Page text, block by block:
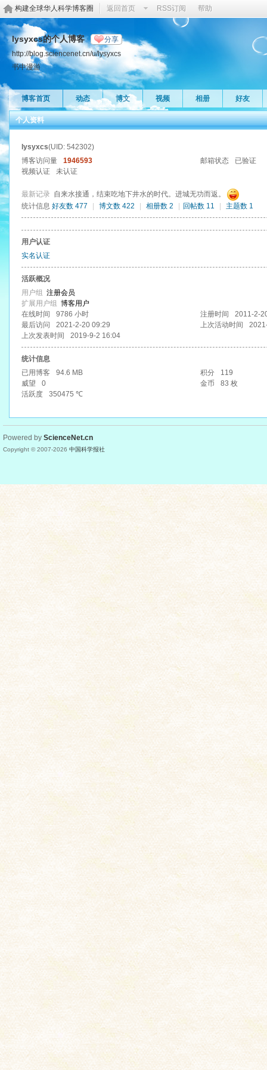
构建全球华人科学博客圈 返回首页 RSS订阅 帮助
lysyxcs的个人博客 分享
http://blog.sciencenet.cn/u/lysyxcs
书中漫游
博客首页 动态 博文 视频 相册 好友
个人资料
lysyxcs(UID: 542302)
博客访问量
1946593 邮箱状态
已验证
视频认证
未认证
最新记录 自来水接通，结束吃地下井水的时代。进城无功而返。
统计信息 好友数 477 博文数 422 相册数 2 回帖数 11 主题数 1
用户认证
实名认证
活跃概况
用户组 注册会员
扩展用户组 博客用户
在线时间
9786 小时 注册时间
2011-2-
最后访问
2021-2-20 09:29 上次活动时间
上次发表时间
2019-9-2 16:04
统计信息
已用博客
94.6 MB 积分
119
威望
0 金币
83 枚
活跃度
350475 ℃
Powered by ScienceNet.cn
Copyright © 2007-2026 中国科学报社